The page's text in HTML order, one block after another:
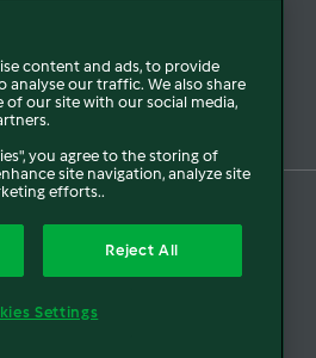
content and ads, to provide
analyse our traffic. We also share
our site with our social media,
you agree to the storing of
site navigation, analyze site
efforts..
Reject All
Settings